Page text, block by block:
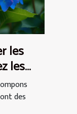
les
les
des